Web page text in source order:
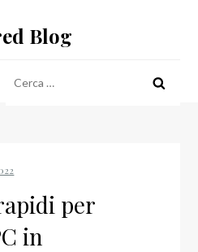
Blog
per:
per
in